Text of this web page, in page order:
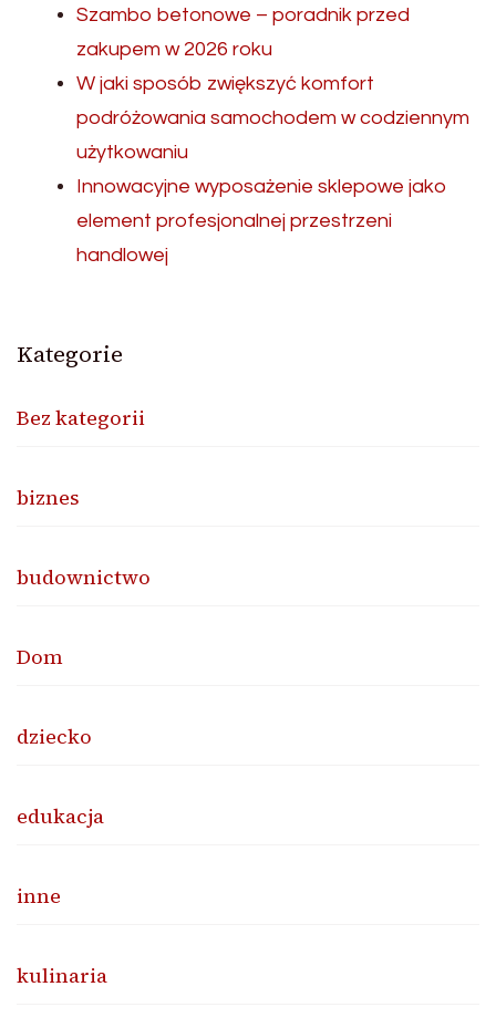
Szambo betonowe – poradnik przed
zakupem w 2026 roku
W jaki sposób zwiększyć komfort
podróżowania samochodem w codziennym
użytkowaniu
Innowacyjne wyposażenie sklepowe jako
element profesjonalnej przestrzeni
handlowej
Kategorie
Bez kategorii
biznes
budownictwo
Dom
dziecko
edukacja
inne
kulinaria